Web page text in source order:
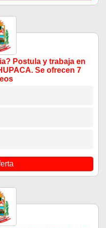
Postula y trabaja en
Se ofrecen 7